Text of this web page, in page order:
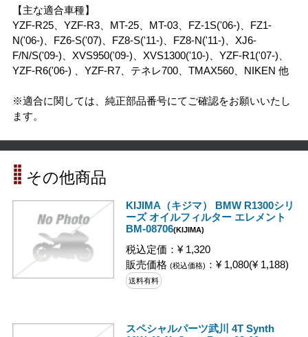
【主な適合車種】
YZF-R25、YZF-R3、MT-25、MT-03、FZ-1S('06-)、FZ1-
N('06-)、FZ6-S('07)、FZ8-S('11-)、FZ8-N('11-)、XJ6-
F/N/S('09-)、XVS950('09-)、XVS1300('10-)、YZF-R1('07-)、
YZF-R6('06-) 、YZF-R7、テネレ700、TMAX560、NIKEN 他
※適合に関しては、純正部品番号にてご確認をお願いいたし
ます。
その他商品
KIJIMA（キジマ） BMW R1300シリ
ーズ オイルフィルター エレメント
BM-08706(KIJIMA)
税込定価：¥ 1,320
販売価格 (税込価格) ：¥ 1,080(¥ 1,188)
送料有料
スペシャルパーツ武川 4T Synth